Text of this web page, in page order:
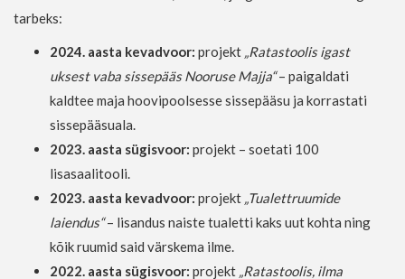
tarbeks:
2024. aasta kevadvoor: projekt „Ratastoolis igast
uksest vaba sissepääs Nooruse Majja“– paigaldati
kaldtee maja hoovipoolsesse sissepääsu ja korrastati
sissepääsuala.
2023. aasta sügisvoor: projekt – soetati 100
lisasaalitooli.
2023. aasta kevadvoor: projekt „Tualettruumide
laiendus“– lisandus naiste tualetti kaks uut kohta ning
kõik ruumid said värskema ilme.
2022. aasta sügisvoor: projekt „Ratastoolis, ilma